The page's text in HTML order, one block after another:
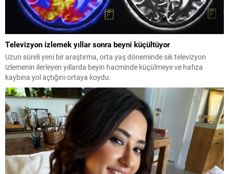
Televizyon izlemek yıllar sonra beyni küçültüyor
Uzun süreli yeni bir araştırma, orta yaş döneminde sık televizyon
izlemenin ilerleyen yıllarda beyin hacminde küçülmeye ve hafıza
kaybına yol açtığını ortaya koydu.